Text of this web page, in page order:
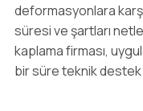
deformasyonlara
süresi ve şartları
kaplama firması,
bir süre teknik destek